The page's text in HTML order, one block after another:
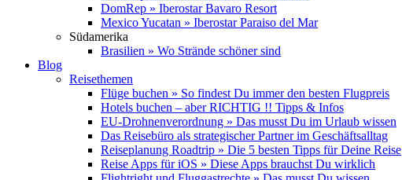
DomRep » Iberostar Bavaro Resort
Mexico Yucatan » Iberostar Paraiso del Mar
Südamerika
Brasilien » Wo Strände schöner sind
Blog
Reisethemen
Flüge buchen » So findest Du immer den besten Flugpreis
Hotels buchen – aber RICHTIG !! Tipps & Infos
EU-Drohnenverordnung » Das musst Du im Urlaub wissen
Das Reisebüro als strategischer Partner im Geschäftsalltag
Reiseplanung Roadtrip » Die 5 besten Tipps für Deine Reise
Reise Apps für iOS » Diese Apps brauchst Du wirklich